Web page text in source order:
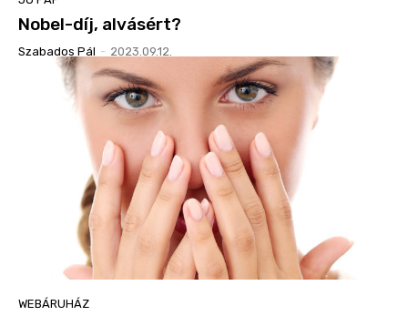
Nobel-díj, alvásért?
Szabados Pál - 2023.09.12.
WEBÁRUHÁZ